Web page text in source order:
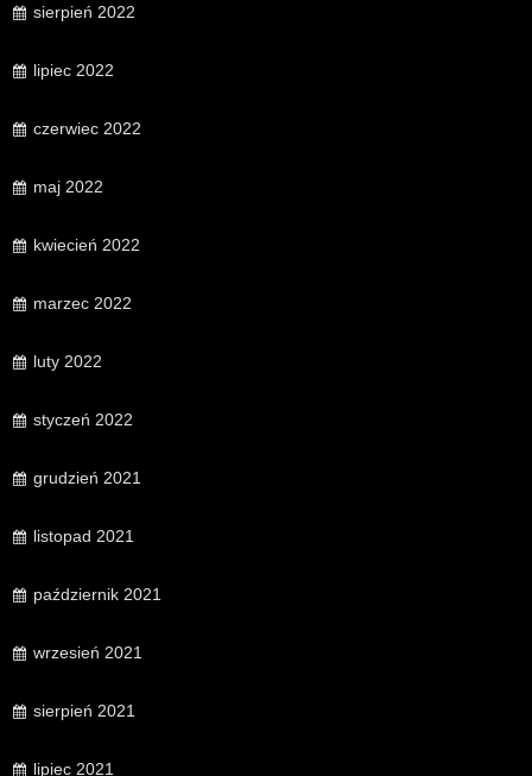
sierpień 2022
lipiec 2022
czerwiec 2022
maj 2022
kwiecień 2022
marzec 2022
luty 2022
styczeń 2022
grudzień 2021
listopad 2021
październik 2021
wrzesień 2021
sierpień 2021
lipiec 2021